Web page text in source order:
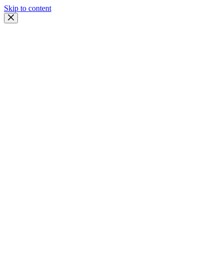
Skip to content